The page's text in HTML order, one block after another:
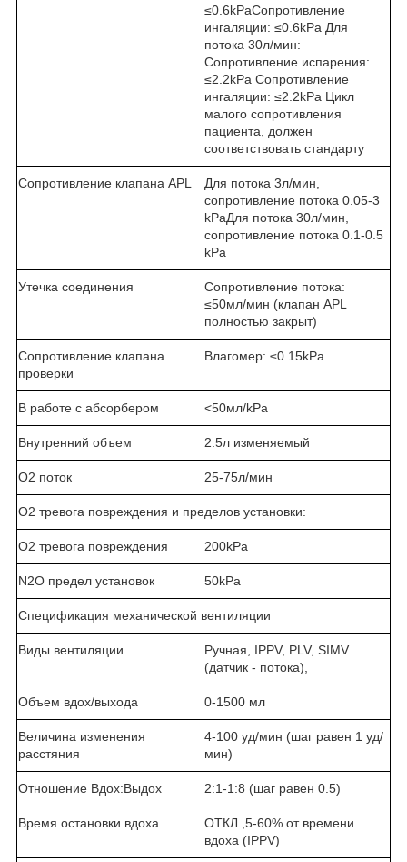
≤0.6kPaСопротивление
ингаляции: ≤0.6kPa Для
потока 30л/мин:
Сопротивление испарения:
≤2.2kPa Сопротивление
ингаляции: ≤2.2kPa Цикл
малого сопротивления
пациента, должен
соответствовать стандарту
Сопротивление клапана APL
Для потока 3л/мин,
сопротивление потока 0.05-3
kPaДля потока 30л/мин,
сопротивление потока 0.1-0.5
kPa
Утечка соединения
Сопротивление потока:
≤50мл/мин (клапан APL
полностью закрыт)
Сопротивление клапана
проверки
Влагомер: ≤0.15kPa
В работе с абсорбером <50мл/kPa
Внутренний объем 2.5л изменяемый
О2 поток 25-75л/мин
О2 тревога повреждения и пределов установки:
О2 тревога повреждения 200kPa
N2O предел установок 50kPa
Спецификация механической вентиляции
Виды вентиляции
Ручная, IPPV, PLV, SIMV
(датчик - потока),
Объем вдох/выхода 0-1500 мл
Величина изменения
расстяния
4-100 уд/мин (шаг равен 1 уд/
мин)
Отношение Вдох:Выдох 2:1-1:8 (шаг равен 0.5)
Время остановки вдоха
ОТКЛ.,5-60% от времени
вдоха (IPPV)